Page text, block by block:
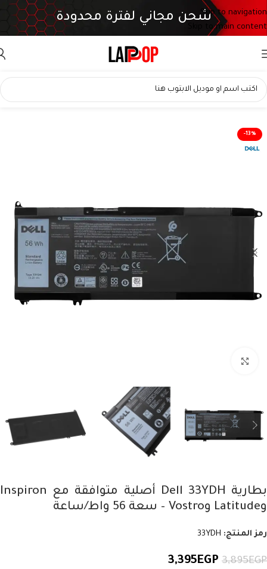
Skip to navigation
Skip to main content
شحن مجاني لفترة محدودة
-13%
بطارية Dell 33YDH أصلية متوافقة مع Inspiron
وLatitude وVostro – سعة 56 واط/ساعة
رمز المنتج: 33YDH
3,895EGP
3,395EGP